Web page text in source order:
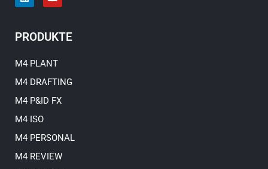
n
e
d
n
u
u
b
PRODUKTE
M4 PLANT
M4 DRAFTING
M4 P&ID FX
M4 ISO
M4 PERSONAL
M4 REVIEW